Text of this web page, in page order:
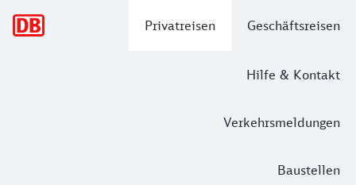
Privatreisen Geschäftsreisen
Hilfe & Kontakt
Verkehrsmeldungen
Baustellen